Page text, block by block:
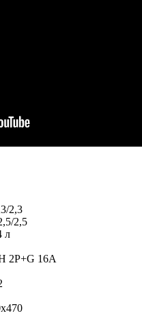
2,3
2,5
л
2P+G 16A